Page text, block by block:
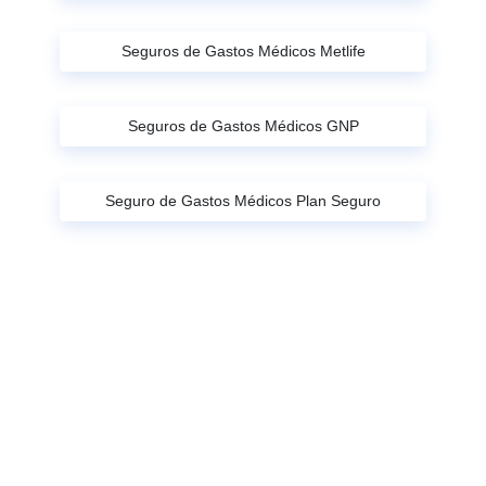
Seguros de Gastos Médicos Metlife
Seguros de Gastos Médicos GNP
Seguro de Gastos Médicos Plan Seguro